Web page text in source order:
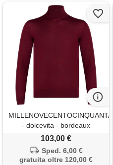
MILLENOVECENTOCINQUANTA7
- dolcevita - bordeaux
103,00 €
Sped. 6,00 €
gratuita oltre 120,00 €